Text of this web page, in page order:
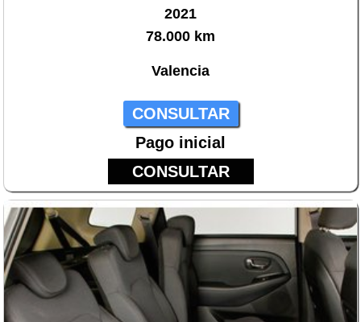
2021
78.000 km
Valencia
CONSULTAR
Pago inicial
CONSULTAR